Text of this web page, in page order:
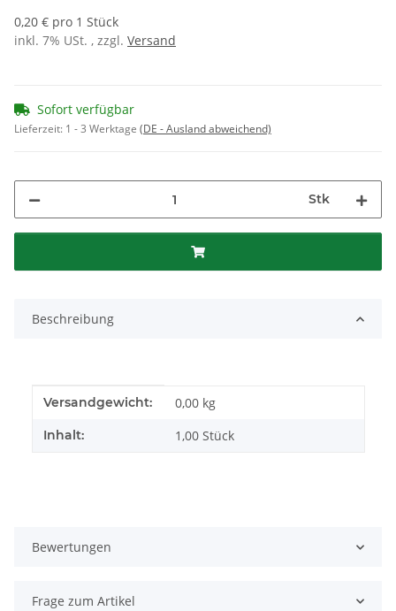
0,20 € pro 1 Stück
inkl. 7% USt. , zzgl. Versand
Sofort verfügbar
Lieferzeit: 1 - 3 Werktage (DE - Ausland abweichend)
Stk
Beschreibung
Produkteigenschaft
Wert
Versandgewicht: 0,00 kg
Inhalt: 1,00 Stück
Bewertungen
Frage zum Artikel